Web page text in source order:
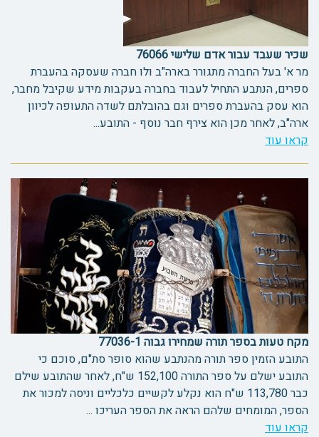
שכיר שעבד עבור אדם שלישי 76066
מר א' בעל החברה מתגורר בארה"ב ולו חברה שעסקה בהעברת
ספרים, הנתבע התחיל לעבוד בחברה בעקבות מידע שקיבל מחבר,
הוא עסק בהעברת ספרים וגם בהובלתם לשדה התעופה לכיוון
ארה"ב, לאחר מכן הוא צירף חבר נוסף - התובע...
קראו עוד
מקח טעות בספר תורה שמחירו גבוה 77036-1
התובע הזמין ספר תורה מהנתבע שהוא סופר סת"ם, סוכם כי
התובע ישלם על ספר התורה 152,100 ש"ח, לאחר שהתובע שילם
כבר 113,780 ש"ח הוא נקלע לקשיים כלכליים וניסה למכור את
הספר, המומחים שלהם הראה את הספר העריכו ...
קראו עוד